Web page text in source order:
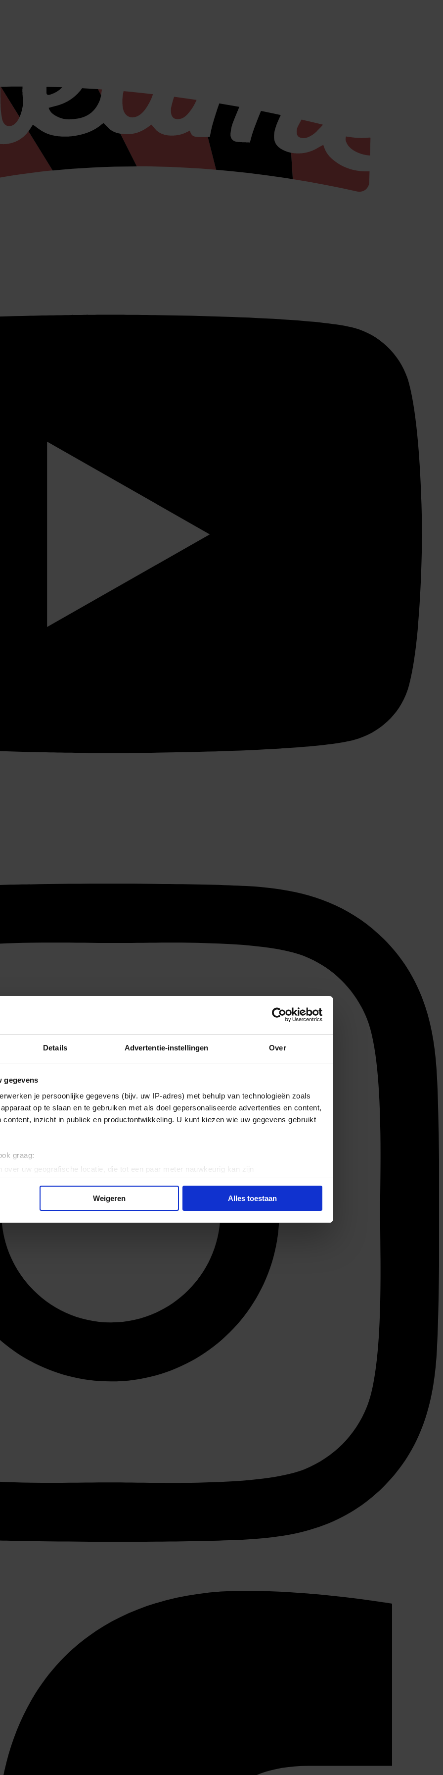
Details Advertentie-instellingen Over
gegevens
je persoonlijke gegevens (bijv. uw IP-adres) met behulp van technologieën zoals
op te slaan en te gebruiken met als doel gepersonaliseerde advertenties en content,
content, inzicht in publiek en productontwikkeling. U kunt kiezen wie uw gegevens gebruikt
graag:
over uw geografische locatie, die tot een paar meter nauwkeurig kan zijn
door het actief te scannen op specifieke eigenschappen (fingerprinting)
gegevens worden verwerkt en stel uw voorkeuren in het
detailgedeelte
en advertenties te personaliseren, om functies voor social media te bieden en om ons
Ook delen we informatie over uw gebruik van onze site met onze partners voor social
Deze partners kunnen deze gegevens combineren met andere informatie die u aan ze heeft
op basis van uw gebruik van hun services.
Weigeren Alles toestaan